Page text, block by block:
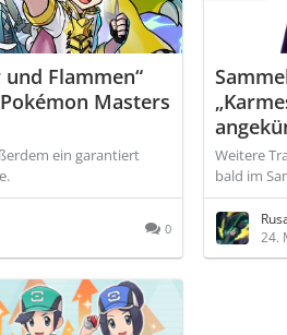
Flammen“
Masters
ein garantiert
0
Weitere
bald im
24.